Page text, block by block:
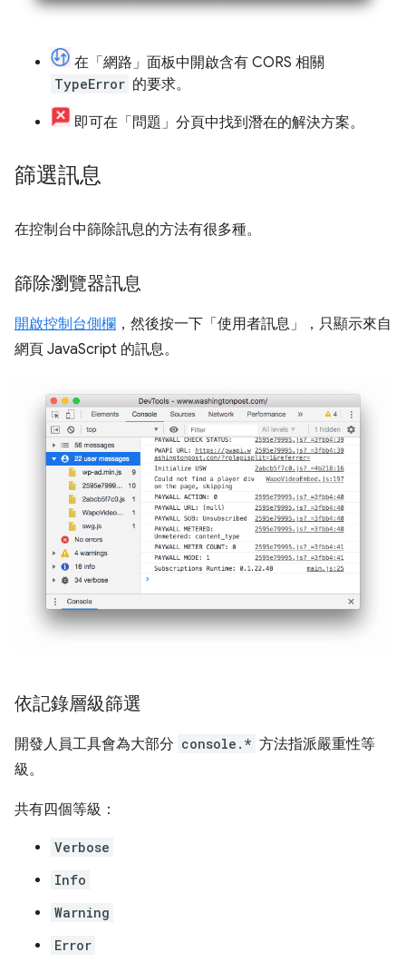
在「網路」 面板中開啟含有 CORS 相關
TypeError 的要求。
即可在「問題」 分頁中找到潛在的解決方案。
篩選訊息
在控制台中篩除訊息的方法有很多種。
篩除瀏覽器訊息
開啟控制台側欄 ，然後按一下「使用者訊息」
，只顯示來自
網頁 JavaScript 的訊息。
依記錄層級篩選
開發人員工具會為大部分 console.* 方法指派嚴重性等
級。
共有四個等級：
Verbose
Info
Warning
Error